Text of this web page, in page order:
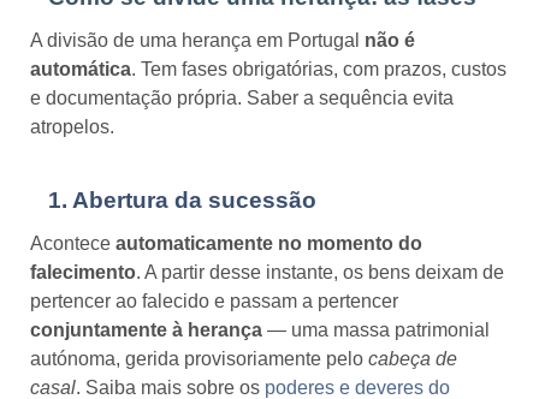
A divisão de uma herança em Portugal não é
automática. Tem fases obrigatórias, com prazos, custos
e documentação própria. Saber a sequência evita
atropelos.
1. Abertura da sucessão
Acontece automaticamente no momento do
falecimento. A partir desse instante, os bens deixam de
pertencer ao falecido e passam a pertencer
conjuntamente à herança — uma massa patrimonial
autónoma, gerida provisoriamente pelo cabeça de
casal. Saiba mais sobre os poderes e deveres do